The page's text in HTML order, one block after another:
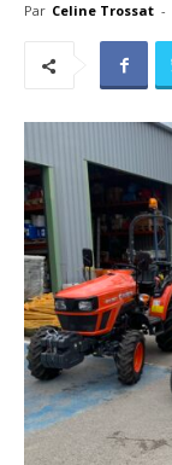
Par Celine Trossat -